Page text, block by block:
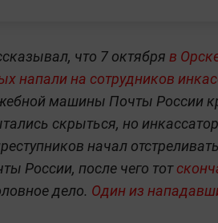
что 7 октября в
напали на сотрудников
машины Почты России
скрыться, но
начал
России, после чего тот
дело. Один из